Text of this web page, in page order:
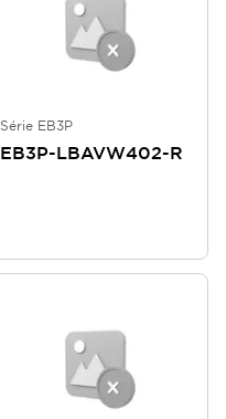
Série EB3P
EB3P-LBAVW402-R